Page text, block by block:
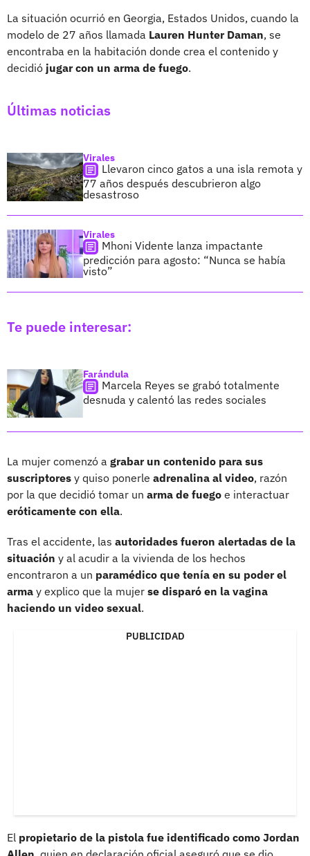
La situación ocurrió en Georgia, Estados Unidos, cuando la
modelo de 27 años llamada Lauren Hunter Daman, se
encontraba en la habitación donde crea el contenido y
decidió jugar con un arma de fuego.
Últimas noticias
Virales
Llevaron cinco gatos a una isla remota y
77 años después descubrieron algo
desastroso
Virales
Mhoni Vidente lanza impactante
predicción para agosto: “Nunca se había
visto”
Te puede interesar:
Farándula
Marcela Reyes se grabó totalmente
desnuda y calentó las redes sociales
La mujer comenzó a grabar un contenido para sus
suscriptores y quiso ponerle adrenalina al video, razón
por la que decidió tomar un arma de fuego e interactuar
eróticamente con ella.
Tras el accidente, las autoridades fueron alertadas de la
situación y al acudir a la vivienda de los hechos
encontraron a un paramédico que tenía en su poder el
arma y explico que la mujer se disparó en la vagina
haciendo un video sexual.
PUBLICIDAD
El propietario de la pistola fue identificado como Jordan